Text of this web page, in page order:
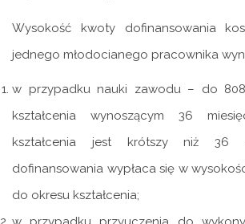
Wysokość kwoty dofinansowania
jednego młodocianego pracownika
w przypadku nauki zawodu – do
kształcenia wynoszącym 36
kształcenia jest krótszy niż 36
dofinansowania wypłaca się w
do okresu kształcenia;